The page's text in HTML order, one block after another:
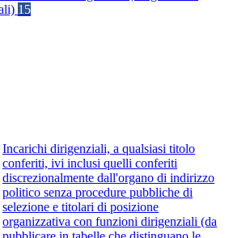
15
Incarichi dirigenziali, a qualsiasi titolo
conferiti, ivi inclusi quelli conferiti
discrezionalmente dall'organo di indirizzo
politico senza procedure pubbliche di
selezione e titolari di posizione
organizzativa con funzioni dirigenziali (da